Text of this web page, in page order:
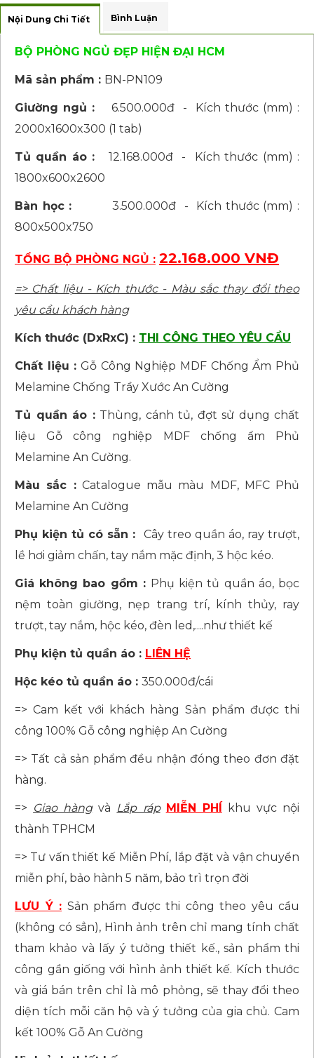
Nội Dung Chi Tiết Bình Luận
BỘ PHÒNG NGỦ ĐẸP HIỆN ĐẠI HCM
Mã sản phẩm : BN-PN109
Giường ngủ : 6.500.000đ - Kích thước (mm) :
2000x1600x300 (1 tab)
Tủ quần áo :
12.168.000đ - Kích thước (mm) :
1800x600x2600
Bàn học :
3.500.000đ - Kích thước (mm) :
800x500x750
TỔNG BỘ PHÒNG NGỦ : 22.168.000 VNĐ
=> Chất liệu - Kích thước - Màu sắc thay đổi theo
yêu cầu khách hàng
Kích thước (DxRxC) : THI CÔNG THEO YÊU CẦU
Chất liệu : Gỗ Công Nghiệp MDF Chống Ẩm Phủ
Melamine Chống Trầy Xước An Cường
Tủ quần áo :Thùng, cánh tủ, đợt sử dụng chất
liệu Gỗ công nghiệp MDF chống ẩm Phủ
Melamine An Cường.
Màu sắc :Catalogue mẫu màu MDF, MFC Phủ
Melamine An Cường
Phụ kiện tủ có sẵn :
Cây treo quần áo, ray trượt,
lề hơi giảm chấn, tay nắm mặc định, 3 hộc kéo.
Giá không bao gồm : Phụ kiện tủ quần áo, bọc
nệm toàn giường, nẹp trang trí, kính thủy, ray
trượt, tay nắm, hộc kéo, đèn led,....như thiết kế
Phụ kiện tủ quần áo : LIÊN HỆ
Hộc kéo tủ quần áo : 350.000đ/cái
=> Cam kết với khách hàng Sản phẩm được thi
công 100% Gỗ công nghiệp An Cường
=> Tất cả sản phẩm đều nhận đóng theo đơn đặt
hàng.
=> Giao hàngvà Lắp ráp MIỄN PHÍ
khu vực nội
thành TPHCM
=> Tư vấn thiết kế Miễn Phí, lắp đặt và vận chuyển
miễn phí, bảo hành 5 năm, bảo trì trọn đời
LƯU Ý : Sản phẩm được thi công theo yêu cầu
(không có sẳn), Hình ảnh trên chỉ mang tính chất
tham khảo và lấy ý tưởng thiết kế., sản phẩm thi
công gần giống với hình ảnh thiết kế. Kích thước
và giá bán trên chỉ là mô phỏng, sẽ thay đổi theo
diện tích mỗi căn hộ và ý tưởng của gia chủ. Cam
kết 100% Gỗ An Cường